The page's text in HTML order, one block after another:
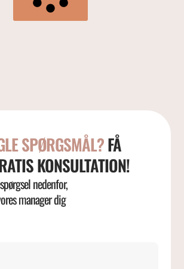
SPØRGSMÅL?FÅ
KONSULTATION!
nedenfor,
manager dig